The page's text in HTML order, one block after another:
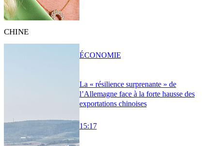
CHINE
La « résilience surprenante » de
l’Allemagne face à la forte hausse des
exportations chinoises
15:17
ÉCONOMIE